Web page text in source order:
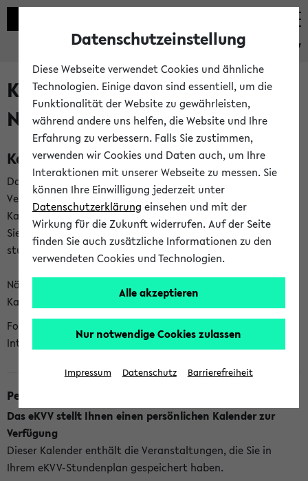
eKVV
Kalenderintegration und
Newsfeeds
Kalenderintegration
Das eKVV bietet Ihnen die Möglichkeit,
Veranstaltungstermine in eine Vielzahl von
Kalenderanwendungen einzubinden. Auf diese Weise können
Sie einen gemeinsamen Überblick über Ihre privaten und
studienbezogenen Termine erhalten.
Näheres zu Vorteilen und Funktionsweise der
Kalenderintegration können Sie auf unserer
Folgende Kalender bietet Ihnen das eKVV derzeit zur
Integration an:
Persönlicher Kalender
Das eKVV stellt Ihnen einen persönlichen Kalender zur
Verfügung
Dieser Kalender enthält die Veranstaltungen, die Sie in
Ihrem eKVV-Stundenplan gespeichert haben.
Datenschutzeinstellung
Diese Webseite verwendet Cookies und ähnliche
Technologien. Einige davon sind essentiell, um die
Funktionalität der Website zu gewährleisten,
während andere uns helfen, die Website und Ihre
Erfahrung zu verbessern. Falls Sie zustimmen,
verwenden wir Cookies und Daten auch, um Ihre
Interaktionen mit unserer Webseite zu messen. Sie
können Ihre Einwilligung jederzeit unter
Datenschutzerklärung einsehen und mit der
Wirkung für die Zukunft widerrufen. Auf der Seite
finden Sie auch zusätzliche Informationen zu den
verwendeten Cookies und Technologien.
Alle akzeptieren
Nur notwendige Cookies zulassen
Impressum Datenschutz Barrierefreiheit